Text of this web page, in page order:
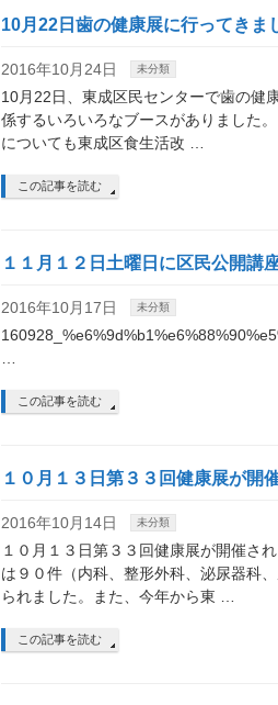
10月22日歯の健康展に行ってきま
2016年10月24日 未分類
10月22日、東成区民センターで歯の健
係するいろいろなブースがありました
についても東成区食生活改 …
この記事を読む
１１月１２日土曜日に区民公開講
2016年10月17日 未分類
この記事を読む
１０月１３日第３３回健康展が開
2016年10月14日 未分類
１０月１３日第３３回健康展が開催さ
は９０件（内科、整形外科、泌尿器科
られました。また、今年から東 …
この記事を読む